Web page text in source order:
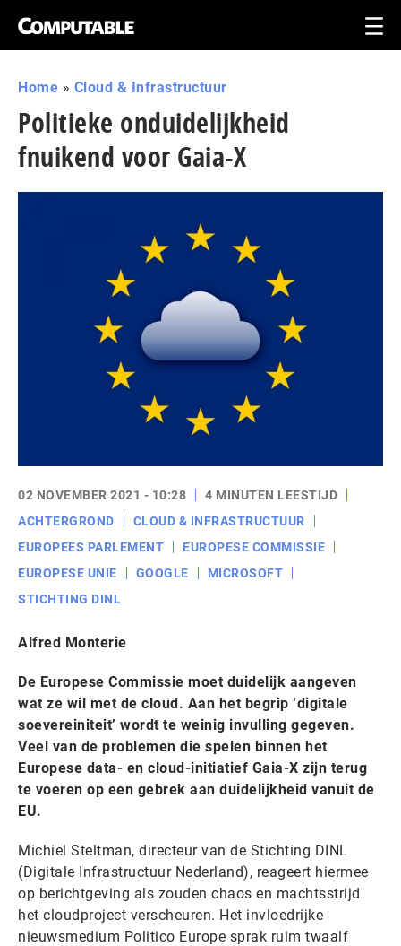
Home » Cloud & Infrastructuur
Politieke onduidelijkheid
fnuikend voor Gaia-X
02 NOVEMBER 2021 - 10:28
4 MINUTEN LEESTIJD
ACHTERGROND
CLOUD & INFRASTRUCTUUR
EUROPEES PARLEMENT
EUROPESE COMMISSIE
EUROPESE UNIE
GOOGLE
MICROSOFT
STICHTING DINL
Alfred Monterie
De Europese Commissie moet duidelijk aangeven
wat ze wil met de cloud. Aan het begrip ‘digitale
soevereiniteit’ wordt te weinig invulling gegeven.
Veel van de problemen die spelen binnen het
Europese data- en cloud-initiatief Gaia-X zijn terug
te voeren op een gebrek aan duidelijkheid vanuit de
EU.
Michiel Steltman, directeur van de Stichting DINL
(Digitale Infrastructuur Nederland), reageert hiermee
op berichtgeving als zouden chaos en machtsstrijd
het cloudproject verscheuren. Het invloedrijke
nieuwsmedium Politico Europe sprak ruim twaalf